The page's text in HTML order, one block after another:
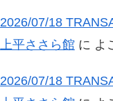
2026/07/18
上平ささら館 に よ
2026/07/18